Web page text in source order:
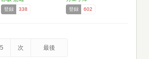
登録 338 登録 602
5 次 最後